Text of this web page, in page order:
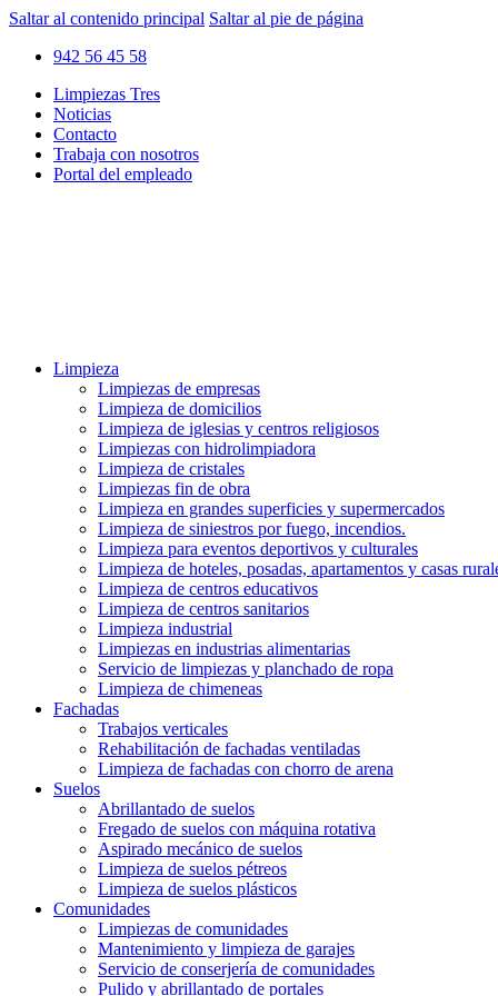
Saltar al contenido principal Saltar al pie de página
942 56 45 58
Limpiezas Tres
Noticias
Contacto
Trabaja con nosotros
Portal del empleado
Limpieza
Limpiezas de empresas
Limpieza de domicilios
Limpieza de iglesias y centros religiosos
Limpiezas con hidrolimpiadora
Limpieza de cristales
Limpiezas fin de obra
Limpieza en grandes superficies y supermercados
Limpieza de siniestros por fuego, incendios.
Limpieza para eventos deportivos y culturales
Limpieza de hoteles, posadas, apartamentos y casas
Limpieza de centros educativos
Limpieza de centros sanitarios
Limpieza industrial
Limpiezas en industrias alimentarias
Servicio de limpiezas y planchado de ropa
Limpieza de chimeneas
Fachadas
Trabajos verticales
Rehabilitación de fachadas ventiladas
Limpieza de fachadas con chorro de arena
Suelos
Abrillantado de suelos
Fregado de suelos con máquina rotativa
Aspirado mecánico de suelos
Limpieza de suelos pétreos
Limpieza de suelos plásticos
Comunidades
Limpiezas de comunidades
Mantenimiento y limpieza de garajes
Servicio de conserjería de comunidades
Pulido y abrillantado de portales